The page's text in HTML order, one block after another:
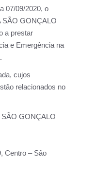
07/09/2020, o
SÃO GONÇALO
a prestar
e Emergência na
cujos
relacionados no
GONÇALO
Centro – São